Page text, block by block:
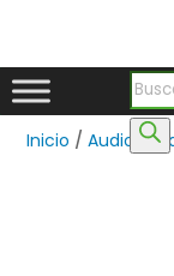
Inicio /Audio y